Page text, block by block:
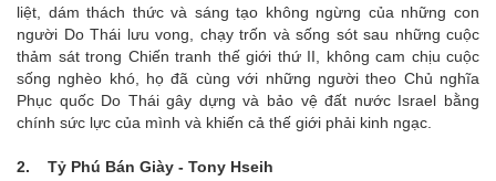
liệt, dám thách thức và sáng tạo không ngừng của những con
người Do Thái lưu vong, chạy trốn và sống sót sau những cuộc
thảm sát trong Chiến tranh thế giới thứ II, không cam chịu cuộc
sống nghèo khó, họ đã cùng với những người theo Chủ nghĩa
Phục quốc Do Thái gây dựng và bảo vệ đất nước Israel bằng
chính sức lực của mình và khiến cả thế giới phải kinh ngạc.
2. Tỷ Phú Bán Giày - Tony Hseih